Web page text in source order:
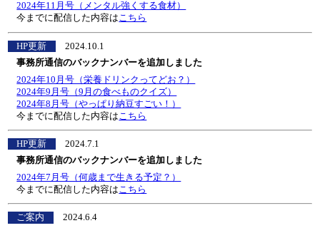
2024年11月号（メンタル強くする食材）
今までに配信した内容はこちら
HP更新
2024.10.1
事務所通信のバックナンバーを追加しました
2024年10月号（栄養ドリンクってどお？）
2024年9月号（9月の食べものクイズ）
2024年8月号（やっぱり納豆すごい！）
今までに配信した内容は こちら
HP更新
2024.7.1
事務所通信のバックナンバーを追加しました
2024年7月号（何歳まで生きる予定？）
今までに配信した内容はこちら
ご案内
2024.6.4